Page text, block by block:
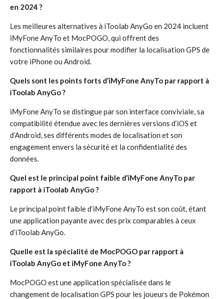
en 2024 ?
Les meilleures alternatives à iToolab AnyGo en 2024 incluent
iMyFone AnyTo et MocPOGO, qui offrent des
fonctionnalités similaires pour modifier la localisation GPS de
votre iPhone ou Android.
Quels sont les points forts d’iMyFone AnyTo par rapport à
iToolab AnyGo ?
iMyFone AnyTo se distingue par son interface conviviale, sa
compatibilité étendue avec les dernières versions d’iOS et
d’Android, ses différents modes de localisation et son
engagement envers la sécurité et la confidentialité des
données.
Quel est le principal point faible d’iMyFone AnyTo par
rapport à iToolab AnyGo ?
Le principal point faible d’iMyFone AnyTo est son coût, étant
une application payante avec des prix comparables à ceux
d’iToolab AnyGo.
Quelle est la spécialité de MocPOGO par rapport à
iToolab AnyGo et iMyFone AnyTo ?
MocPOGO est une application spécialisée dans le
changement de localisation GPS pour les joueurs de Pokémon